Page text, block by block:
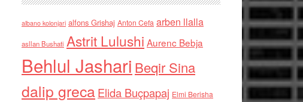
albano kolonjari alfons Grishaj Anton Cefa arben llalla
asllan Bushati Astrit Lulushi Aurenc Bebja
Behlul Jashari Beqir Sina
dalip grecaElida Buçpapaj Elmi Berisha